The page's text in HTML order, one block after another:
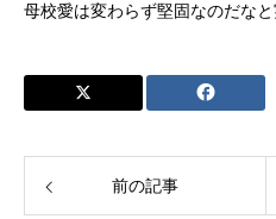
母校愛は変わらず堅固なのだな
前の記事